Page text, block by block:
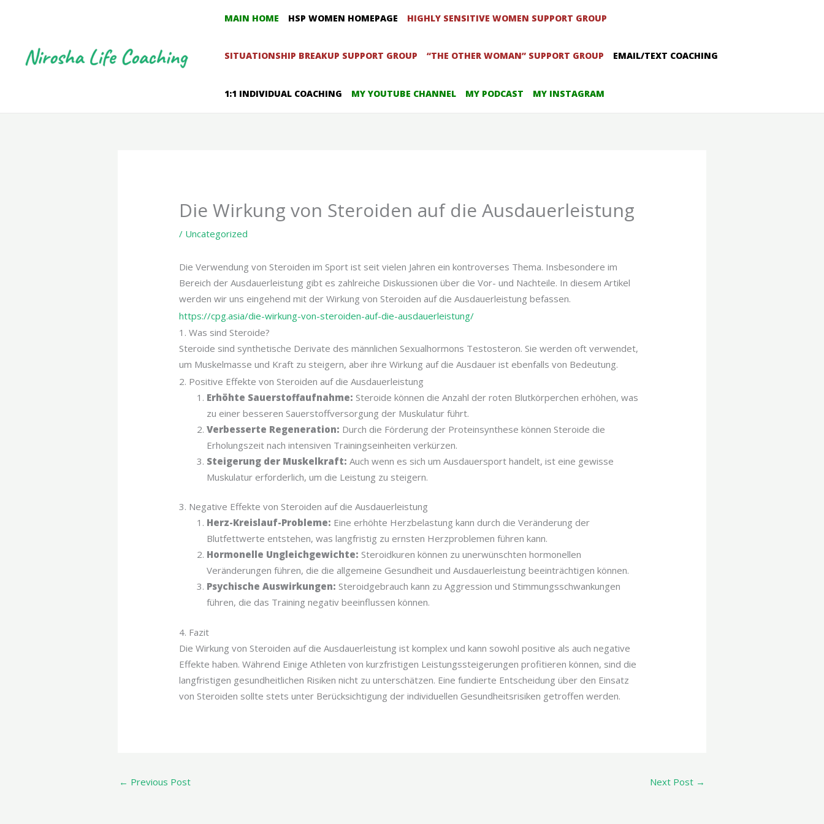
MAIN HOME HSP WOMEN HOMEPAGE HIGHLY SENSITIVE WOMEN SUPPORT GROUP
SITUATIONSHIP BREAKUP SUPPORT GROUP “THE OTHER WOMAN” SUPPORT GROUP EMAIL/TEXT COACHING
1:1 INDIVIDUAL COACHING MY YOUTUBE CHANNEL MY PODCAST MY INSTAGRAM
Die Wirkung von Steroiden auf die Ausdauerleistung
/ Uncategorized
Die Verwendung von Steroiden im Sport ist seit vielen Jahren ein kontroverses Thema. Insbesondere im
Bereich der Ausdauerleistung gibt es zahlreiche Diskussionen über die Vor- und Nachteile. In diesem Artikel
werden wir uns eingehend mit der Wirkung von Steroiden auf die Ausdauerleistung befassen.
https://cpg.asia/die-wirkung-von-steroiden-auf-die-ausdauerleistung/
1. Was sind Steroide?
Steroide sind synthetische Derivate des männlichen Sexualhormons Testosteron. Sie werden oft verwendet,
um Muskelmasse und Kraft zu steigern, aber ihre Wirkung auf die Ausdauer ist ebenfalls von Bedeutung.
2. Positive Effekte von Steroiden auf die Ausdauerleistung
Erhöhte Sauerstoffaufnahme: Steroide können die Anzahl der roten Blutkörperchen erhöhen, was
zu einer besseren Sauerstoffversorgung der Muskulatur führt.
Verbesserte Regeneration: Durch die Förderung der Proteinsynthese können Steroide die
Erholungszeit nach intensiven Trainingseinheiten verkürzen.
Steigerung der Muskelkraft: Auch wenn es sich um Ausdauersport handelt, ist eine gewisse
Muskulatur erforderlich, um die Leistung zu steigern.
3. Negative Effekte von Steroiden auf die Ausdauerleistung
Herz-Kreislauf-Probleme: Eine erhöhte Herzbelastung kann durch die Veränderung der
Blutfettwerte entstehen, was langfristig zu ernsten Herzproblemen führen kann.
Hormonelle Ungleichgewichte: Steroidkuren können zu unerwünschten hormonellen
Veränderungen führen, die die allgemeine Gesundheit und Ausdauerleistung beeinträchtigen können.
Psychische Auswirkungen: Steroidgebrauch kann zu Aggression und Stimmungsschwankungen
führen, die das Training negativ beeinflussen können.
4. Fazit
Die Wirkung von Steroiden auf die Ausdauerleistung ist komplex und kann sowohl positive als auch negative
Effekte haben. Während Einige Athleten von kurzfristigen Leistungssteigerungen profitieren können, sind die
langfristigen gesundheitlichen Risiken nicht zu unterschätzen. Eine fundierte Entscheidung über den Einsatz
von Steroiden sollte stets unter Berücksichtigung der individuellen Gesundheitsrisiken getroffen werden.
← Previous Post Next Post →